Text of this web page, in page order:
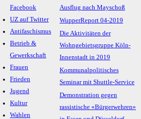
Facebook
UZ auf Twitter
Antifaschismus
Betrieb &
Gewerkschaft
Frauen
Frieden
Jugend
Kultur
Wahlen
Ausflug nach Mayschoß
WupperReport 04-2019
Die Aktivitäten der
Wohngebietsgruppe Köln-
Innenstadt in 2019
Kommunalpolitisches
Seminar mit Shuttle-Service
Demonstration gegen
rassistische «Bürgerwehren»